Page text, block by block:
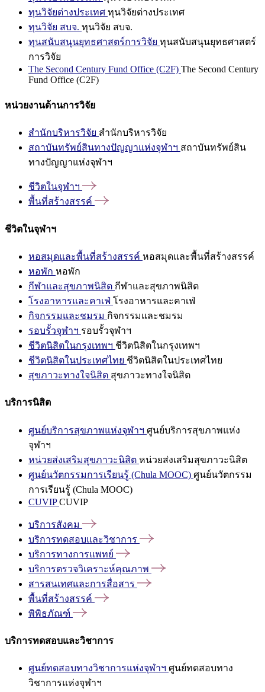
ทุนวิจัยต่างประเทศ ทุนวิจัยต่างประเทศ
ทุนวิจัย สบจ. ทุนวิจัย สบจ.
ทุนสนับสนุนยุทธศาสตร์การวิจัย ทุนสนับสนุนยุทธศาสตร์
การวิจัย
The Second Century Fund Office (C2F) The Second Century
Fund Office (C2F)
หน่วยงานด้านการวิจัย
สำนักบริหารวิจัย สำนักบริหารวิจัย
สถาบันทรัพย์สินทางปัญญาแห่งจุฬาฯ สถาบันทรัพย์สิน
ทางปัญญาแห่งจุฬาฯ
ชีวิตในจุฬาฯ
พื้นที่สร้างสรรค์
ชีวิตในจุฬาฯ
หอสมุดและพื้นที่สร้างสรรค์ หอสมุดและพื้นที่สร้างสรรค์
หอพัก หอพัก
กีฬาและสุขภาพนิสิต กีฬาและสุขภาพนิสิต
โรงอาหารและคาเฟ่ โรงอาหารและคาเฟ่
กิจกรรมและชมรม กิจกรรมและชมรม
รอบรั้วจุฬาฯ รอบรั้วจุฬาฯ
ชีวิตนิสิตในกรุงเทพฯ ชีวิตนิสิตในกรุงเทพฯ
ชีวิตนิสิตในประเทศไทย ชีวิตนิสิตในประเทศไทย
สุขภาวะทางใจนิสิต สุขภาวะทางใจนิสิต
บริการนิสิต
ศูนย์บริการสุขภาพแห่งจุฬาฯ ศูนย์บริการสุขภาพแห่ง
จุฬาฯ
หน่วยส่งเสริมสุขภาวะนิสิต หน่วยส่งเสริมสุขภาวะนิสิต
ศูนย์นวัตกรรมการเรียนรู้ (Chula MOOC) ศูนย์นวัตกรรม
การเรียนรู้ (Chula MOOC)
CUVIPCUVIP
บริการสังคม
บริการทดสอบและวิชาการ
บริการทางการแพทย์
บริการตรวจวิเคราะห์คุณภาพ
สารสนเทศและการสื่อสาร
พื้นที่สร้างสรรค์
พิพิธภัณฑ์
บริการทดสอบและวิชาการ
ศูนย์ทดสอบทางวิชาการแห่งจุฬาฯ ศูนย์ทดสอบทาง
วิชาการแห่งจุฬาฯ